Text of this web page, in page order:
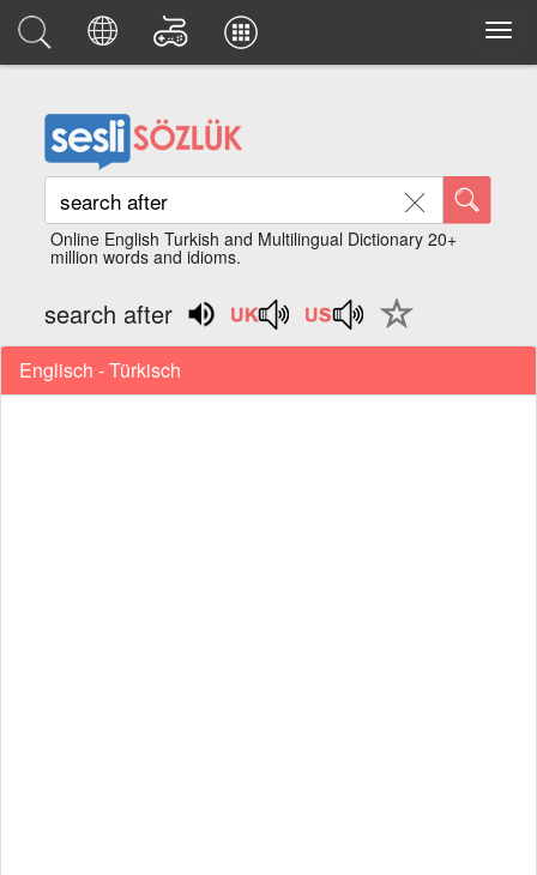
Online English Turkish and Multilingual Dictionary 20+
million words and idioms.
search after
Englisch - Türkisch